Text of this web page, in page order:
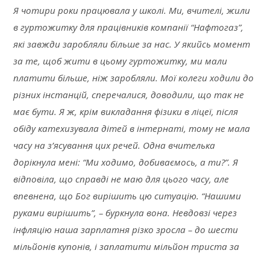
Я чотири роки працювала у школі. Ми, вчителі, жили
в гуртожитку для працівників компанії “Нафтогаз”,
які завжди заробляли більше за нас. У якийсь момент
за те, щоб жити в цьому гуртожитку, ми мали
платити більше, ніж заробляли. Мої колеги ходили до
різних інстанцій, сперечалися, доводили, що так не
має бути. Я ж, крім викладання фізики в ліцеї, після
обіду катехизувала дітей в інтернаті, тому не мала
часу на з’ясування цих речей. Одна вчителька
дорікнула мені: “Ми ходимо, добиваємось, а ти?”. Я
відповіла, що справді не маю для цього часу, але
впевнена, що Бог вирішить цю ситуацію. “Нашими
руками вирішить”, – буркнула вона. Невдовзі через
інфляцію наша зарплатня різко зросла – до шести
мільйонів купонів, і заплатити мільйон триста за